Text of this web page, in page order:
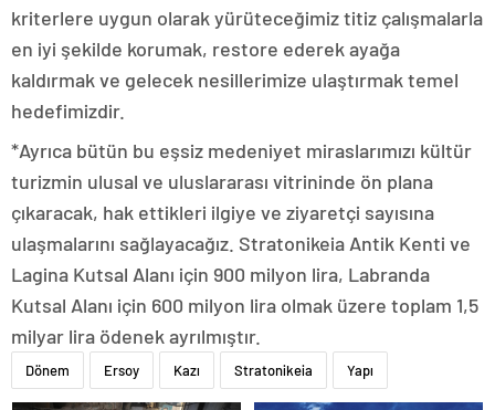
kriterlere uygun olarak yürüteceğimiz titiz çalışmalarla
en iyi şekilde korumak, restore ederek ayağa
kaldırmak ve gelecek nesillerimize ulaştırmak temel
hedefimizdir.
*Ayrıca bütün bu eşsiz medeniyet miraslarımızı kültür
turizmin ulusal ve uluslararası vitrininde ön plana
çıkaracak, hak ettikleri ilgiye ve ziyaretçi sayısına
ulaşmalarını sağlayacağız. Stratonikeia Antik Kenti ve
Lagina Kutsal Alanı için 900 milyon lira, Labranda
Kutsal Alanı için 600 milyon lira olmak üzere toplam 1,5
milyar lira ödenek ayrılmıştır.
Dönem Ersoy Kazı Stratonikeia Yapı